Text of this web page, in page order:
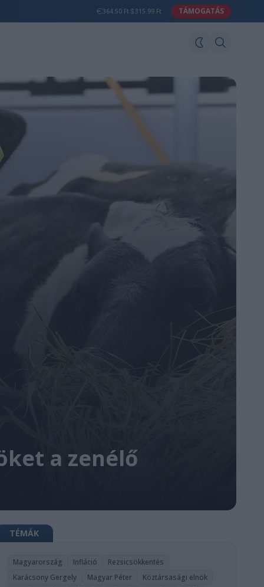
364.50 Ft 315.99 Ft TÁMOGATÁS
a zenélő
TÉMÁK
Magyarország Infláció
Rezsicsökkentés
Karácsony Gergely
Magyar Péter
Köztársasági elnök